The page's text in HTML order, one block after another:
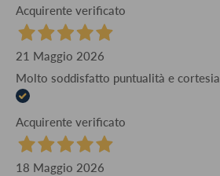
Acquirente verificato
21 Maggio 2026
Molto soddisfatto puntualità e cortesia
Acquirente verificato
18 Maggio 2026